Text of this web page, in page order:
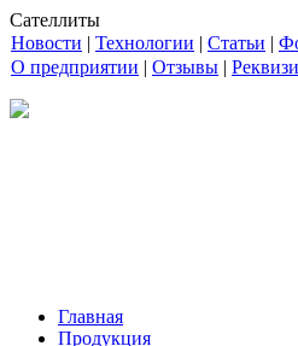
Сателлиты
Новости | Технологии | Статьи |
О предприятии | Отзывы |
Главная
Продукция